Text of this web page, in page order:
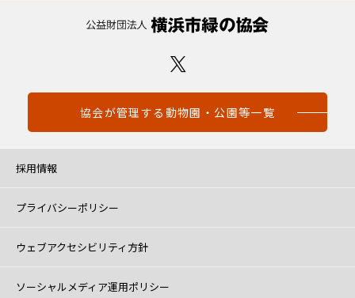
協会が管理する動物園・公園等一覧
採用情報
プライバシーポリシー
ウェブアクセシビリティ方針
ソーシャルメディア運用ポリシー